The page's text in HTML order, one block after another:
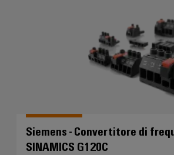
Siemens - Convertitore di
SINAMICS G120C